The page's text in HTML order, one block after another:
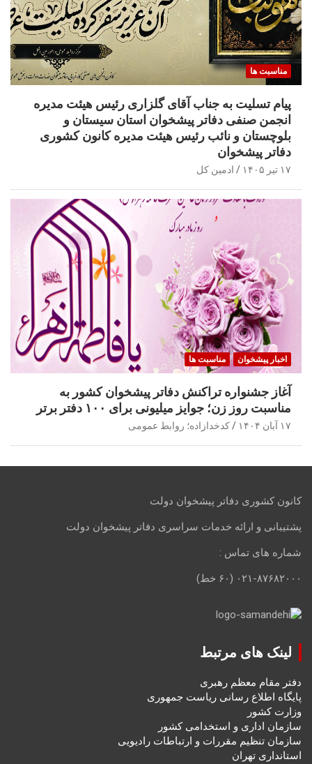
مناسبت ها
پیام تسلیت به جناب آقای گلزاری رئیس هیئت مدیره
انجمن صنفی دفاتر پیشخوان استان سیستان و
بلوچستان و نائب رئیس هیئت مدیره کانون کشوری
دفاتر پیشخوان
۱۷ تیر ۱۴۰۵ ادمین کل
اخبار پیشخوان مناسبت ها
آغاز جشنواره تراکنش دفاتر پیشخوان کشور به
مناسبت روز زن؛ جوایز میلیونی برای ۱۰۰ دفتر برتر
۱۷ آبان ۱۴۰۴ کدخدازاده؛ روابط عمومی
کانون کشوری دفاتر پیشخوان دولت
پشتیبانی و ارائه خدمات سراسری دفاتر پیشخوان دولت
شماره های تماس :
۰۲۱-۸۷۶۸۲۰۰۰ (۶۰ خط)
لینک های مرتبط
دفتر مقام معظم رهبری
پایگاه اطلاع رسانی ریاست جمهوری
وزارت کشور
سازمان اداری و استخدامی کشور
سازمان تنظیم مقررات و ارتباطات رادیویی
استانداری تهران